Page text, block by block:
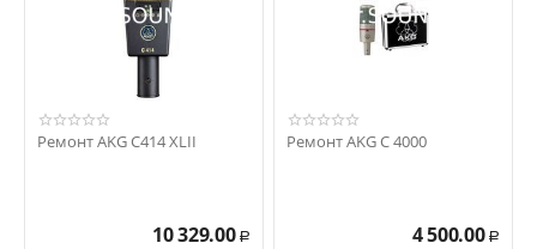
Ремонт AKG C414 XLII
10 329.00 Р
Ремонт AKG C 4000
4 500.00 Р